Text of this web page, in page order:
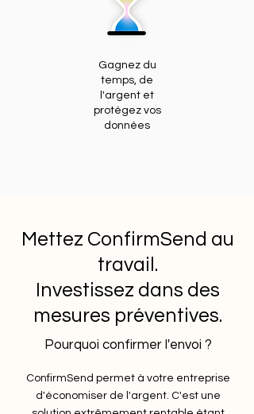
Gagnez du
temps, de
l'argent et
protégez vos
données
Mettez ConfirmSend au
travail.
Investissez dans des
mesures préventives.
Pourquoi confirmer l'envoi ?
ConfirmSend permet à votre entreprise
d'économiser de l'argent. C'est une